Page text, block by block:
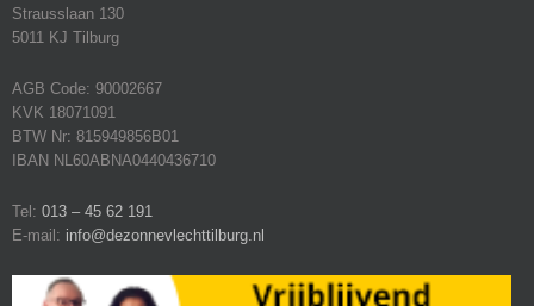
Strausslaan 130
5011 KJ Tilburg
AGB Code: 90002667
KVK 18071091
BTW Nr: 815949856B01
IBAN NL60ABNA0440436710
Tel: 013 – 45 62 191
E-mail: info@dezonnevlechttilburg.nl